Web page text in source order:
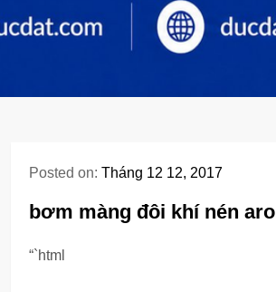
Posted on: Tháng 12 12, 2017
bơm màng đôi khí nén aro
“`html